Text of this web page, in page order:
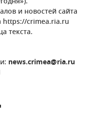
и новостей сайта
https://crimea.ria.ru
текста.
news.crimea@ria.ru